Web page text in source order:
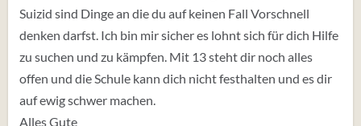
Suizid sind Dinge an die du auf keinen Fall Vorschnell
denken darfst. Ich bin mir sicher es lohnt sich für dich Hilfe
zu suchen und zu kämpfen. Mit 13 steht dir noch alles
offen und die Schule kann dich nicht festhalten und es dir
auf ewig schwer machen.
Alles Gute